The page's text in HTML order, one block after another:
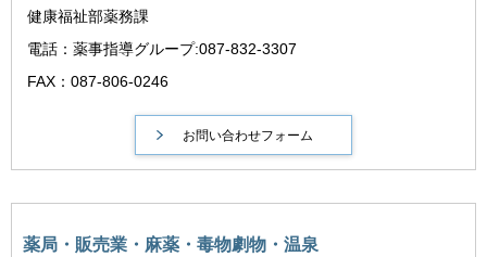
健康福祉部薬務課
電話：薬事指導グループ:087-832-3307
FAX：087-806-0246
薬局・販売業・麻薬・毒物劇物・温泉